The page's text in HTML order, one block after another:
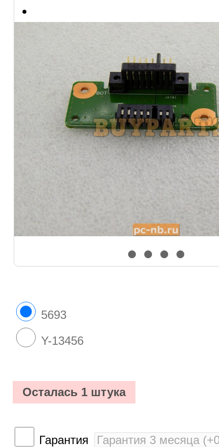
5693
Y-13456
Осталась 1 штука
Гарантия